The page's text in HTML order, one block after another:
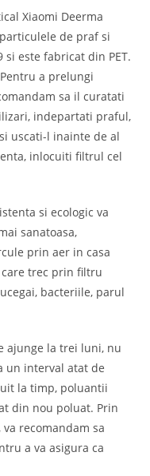
Xiaomi Deerma
particulele de praf si
este fabricat din PET.
a prelungi
sa il curatati
indepartati praful,
uscati-l inainte de al
inlocuiti filtrul cel
si ecologic va
sanatoasa,
prin aer in casa
trec prin filtru
bacteriile, parul
ajunge la trei luni, nu
un interval atat de
la timp, poluantii
din nou poluat. Prin
recomandam sa
a va asigura ca